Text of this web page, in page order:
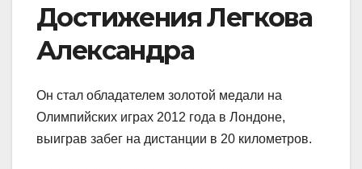
Достижения Легкова
Александра
Он стал обладателем золотой медали на
Олимпийских играх 2012 года в Лондоне,
выиграв забег на дистанции в 20 километров.